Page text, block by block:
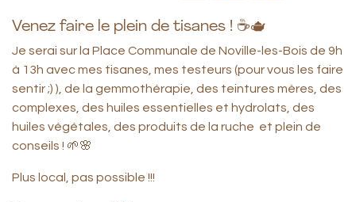
Venez faire le plein de tisanes ! ☕🫖
Je serai sur la Place Communale de Noville-les-Bois de 9h
à 13h avec mes tisanes, mes testeurs (pour vous les faire
sentir ;) ), de la gemmothérapie, des teintures mères, des
complexes, des huiles essentielles et hydrolats, des
huiles végétales, des produits de la ruche et plein de
conseils ! 🌱🌸
Plus local, pas possible !!!